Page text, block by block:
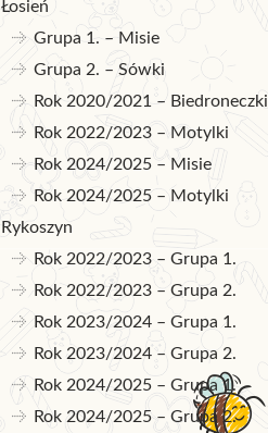
Łosień
Grupa 1. – Misie
Grupa 2. – Sówki
Rok 2020/2021 – Biedroneczki
Rok 2022/2023 – Motylki
Rok 2024/2025 – Misie
Rok 2024/2025 – Motylki
Rykoszyn
Rok 2022/2023 – Grupa 1.
Rok 2022/2023 – Grupa 2.
Rok 2023/2024 – Grupa 1.
Rok 2023/2024 – Grupa 2.
Rok 2024/2025 – Grupa 1.
Rok 2024/2025 – Grupa 2.